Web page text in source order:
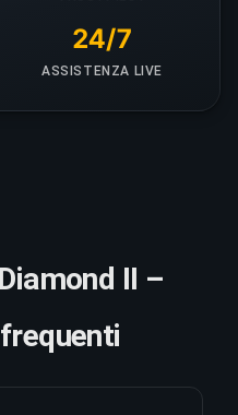
24/7
ASSISTENZA LIVE
II –